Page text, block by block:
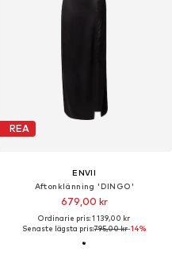
REA
ENVII
Aftonklänning 'DINGO'
679,00 kr
Ordinarie pris: 1 139,00 kr
Senaste lägsta pris:795,00 kr-14%